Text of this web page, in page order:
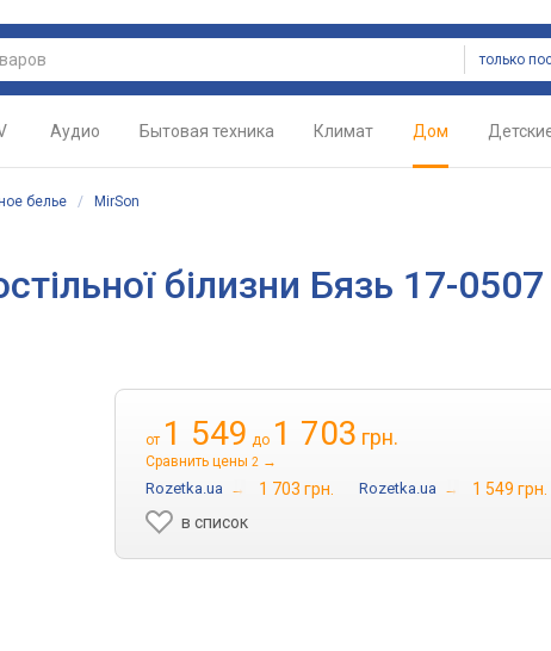
Аудио Бытовая техника Климат Дом
белье / MirSon
білизни Бязь 17-
от 1 549 до 1 703 грн.
Сравнить цены 2 →
Rozetka.ua → 1 703 грн. Rozetka.ua →
1 549 грн.
в список